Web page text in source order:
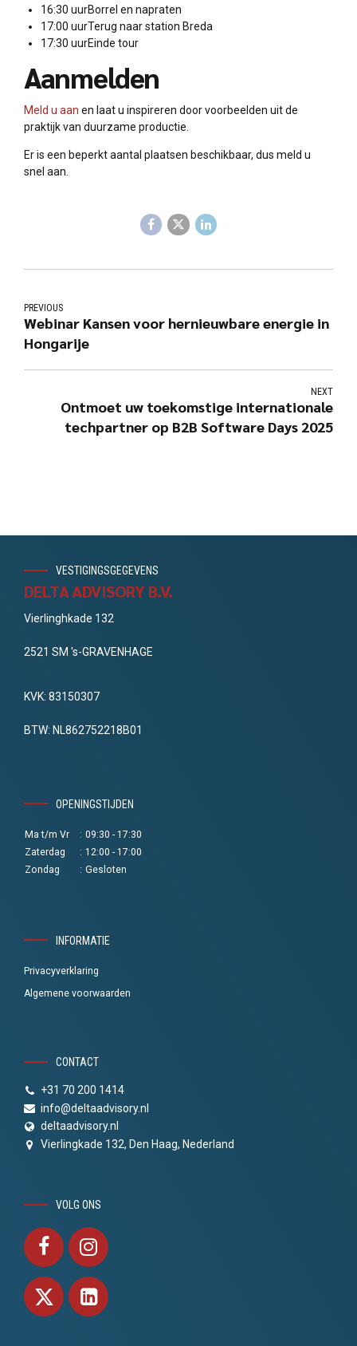
16:30 uurBorrel en napraten
17:00 uurTerug naar station Breda
17:30 uurEinde tour
Aanmelden
Meld u aan en laat u inspireren door voorbeelden uit de
praktijk van duurzame productie.
Er is een beperkt aantal plaatsen beschikbaar, dus meld u
snel aan.
PREVIOUS
Webinar Kansen voor hernieuwbare energie in
Hongarije
NEXT
Ontmoet uw toekomstige internationale
techpartner op B2B Software Days 2025
VESTIGINGSGEGEVENS
DELTA ADVISORY B.V.
Vierlinghkade 132
2521 SM 's-GRAVENHAGE
KVK: 83150307
BTW: NL862752218B01
OPENINGSTIJDEN
Ma t/m Vr : 09:30 - 17:30
Zaterdag
: 12:00 - 17:00
Zondag
: Gesloten
INFORMATIE
Privacyverklaring
Algemene voorwaarden
CONTACT
+31 70 200 1414
info@deltaadvisory.nl
deltaadvisory.nl
Vierlingkade 132, Den Haag, Nederland
VOLG ONS